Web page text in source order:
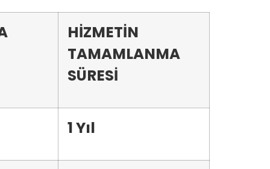
HİZMETİN
TAMAMLANMA
SÜRESİ
1 Yıl